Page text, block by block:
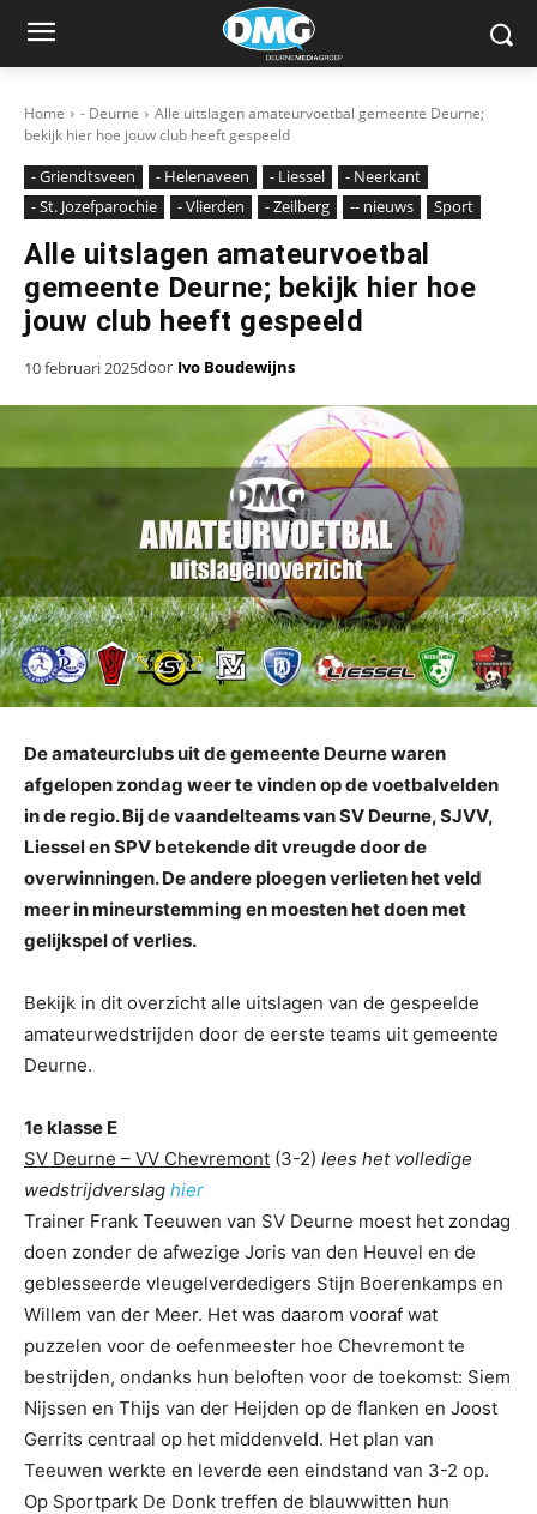
Home - Deurne
Alle uitslagen amateurvoetbal gemeente Deurne;
bekijk hier hoe jouw club heeft gespeeld
- Griendtsveen - Helenaveen - Liessel
- Neerkant
- St. Jozefparochie
- Vlierden - Zeilberg -- nieuws Sport
Alle uitslagen amateurvoetbal
gemeente Deurne; bekijk hier hoe
jouw club heeft gespeeld
10 februari 2025door Ivo Boudewijns
De amateurclubs uit de gemeente Deurne waren
afgelopen zondag weer te vinden op de voetbalvelden
in de regio. Bij de vaandelteams van SV Deurne, SJVV,
Liessel en SPV betekende dit vreugde door de
overwinningen. De andere ploegen verlieten het veld
meer in mineurstemming en moesten het doen met
gelijkspel of verlies.
Bekijk in dit overzicht alle uitslagen van de gespeelde
amateurwedstrijden door de eerste teams uit gemeente
Deurne.
1e klasse E
SV Deurne – VV Chevremont (3-2) lees het volledige
wedstrijdverslag hier
Trainer Frank Teeuwen van SV Deurne moest het zondag
doen zonder de afwezige Joris van den Heuvel en de
geblesseerde vleugelverdedigers Stijn Boerenkamps en
Willem van der Meer. Het was daarom vooraf wat
puzzelen voor de oefenmeester hoe Chevremont te
bestrijden, ondanks hun beloften voor de toekomst: Siem
Nijssen en Thijs van der Heijden op de flanken en Joost
Gerrits centraal op het middenveld. Het plan van
Teeuwen werkte en leverde een eindstand van 3-2 op.
Op Sportpark De Donk treffen de blauwwitten hun